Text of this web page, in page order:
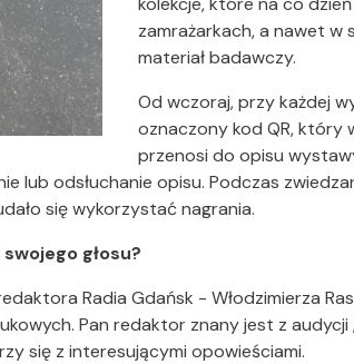
zamrażarkach, a nawet w
materiał badawczy.
Od wczoraj, przy każdej
oznaczony kod QR, który
przenosi do opisu
lub odsłuchanie opisu. Podczas
się wykorzystać nagrania.
głosu?
Radia Gdańsk - Włodzimierza
Pan redaktor znany jest z audycji
się z interesującymi opowieściami.